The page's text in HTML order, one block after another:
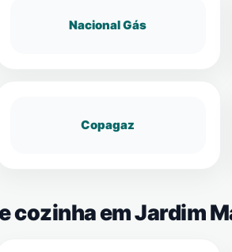
Nacional Gás
Copagaz
cozinha em Jardim